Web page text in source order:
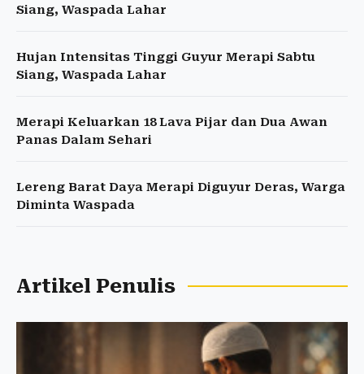
Siang, Waspada Lahar
Hujan Intensitas Tinggi Guyur Merapi Sabtu
Siang, Waspada Lahar
Merapi Keluarkan 18 Lava Pijar dan Dua Awan
Panas Dalam Sehari
Lereng Barat Daya Merapi Diguyur Deras, Warga
Diminta Waspada
Artikel Penulis